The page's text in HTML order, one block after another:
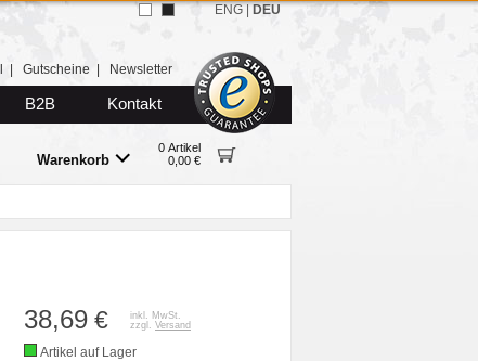
Gutscheine Newsletter
B2B Kontakt
Warenkorb
0 Artikel
0,00 €
ENG DEU
38,69 €
inkl. MwSt.
zzgl. Versand
Artikel auf Lager